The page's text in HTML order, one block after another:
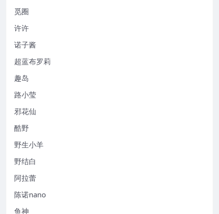
觅圈
许许
诺子酱
超蓝布罗莉
趣岛
路小莹
邪花仙
酷野
野生小羊
野结白
阿拉蕾
陈诺nano
鱼神